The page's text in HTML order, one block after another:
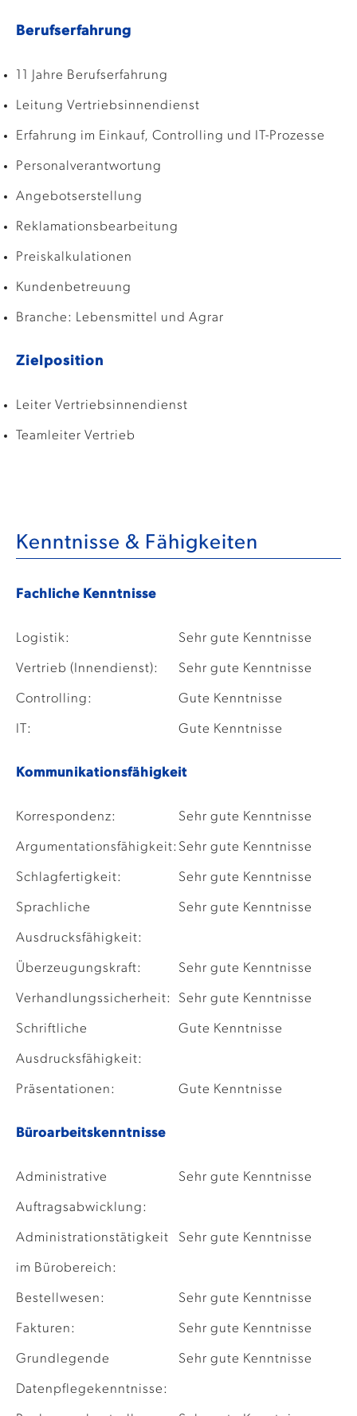
Berufserfahrung
11 Jahre Berufserfahrung
Leitung Vertriebsinnendienst
Erfahrung im Einkauf, Controlling und IT-Prozesse
Personalverantwortung
Angebotserstellung
Reklamationsbearbeitung
Preiskalkulationen
Kundenbetreuung
Branche: Lebensmittel und Agrar
Zielposition
Leiter Vertriebsinnendienst
Teamleiter Vertrieb
Kenntnisse & Fähigkeiten
Fachliche Kenntnisse
Logistik: Sehr gute Kenntnisse
Vertrieb (Innendienst): Sehr gute Kenntnisse
Controlling: Gute Kenntnisse
IT: Gute Kenntnisse
Kommunikationsfähigkeit
Korrespondenz: Sehr gute Kenntnisse
Argumentationsfähigkeit: Sehr gute Kenntnisse
Schlagfertigkeit: Sehr gute Kenntnisse
Sprachliche
Ausdrucksfähigkeit:
Sehr gute Kenntnisse
Überzeugungskraft: Sehr gute Kenntnisse
Verhandlungssicherheit: Sehr gute Kenntnisse
Schriftliche
Ausdrucksfähigkeit:
Gute Kenntnisse
Präsentationen: Gute Kenntnisse
Büroarbeitskenntnisse
Administrative
Auftragsabwicklung:
Sehr gute Kenntnisse
Administrationstätigkeit
im Bürobereich:
Sehr gute Kenntnisse
Bestellwesen: Sehr gute Kenntnisse
Fakturen: Sehr gute Kenntnisse
Grundlegende
Datenpflegekenntnisse:
Sehr gute Kenntnisse